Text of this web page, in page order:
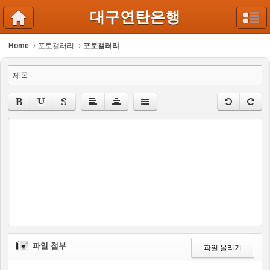
대구연탄은행
Home 포토갤러리 포토갤러리
제목
파일 첨부 파일 올리기